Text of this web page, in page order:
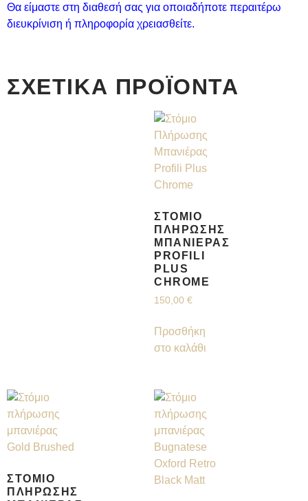
Θα είμαστε στη διαθεσή σας για οποιαδήποτε περαιτέρω
διευκρίνιση ή πληροφορία χρειασθείτε.
ΣΧΕΤΙΚΆ ΠΡΟΪΌΝΤΑ
ΣΤΌΜΙΟ
ΠΛΉΡΩΣΗΣ
ΜΠΑΝΙΈΡΑΣ
PROFILI
PLUS
CHROME
150,00 €
Προσθήκη
στο καλάθι
ΣΤΌΜΙΟ
ΠΛΉΡΩΣΗΣ